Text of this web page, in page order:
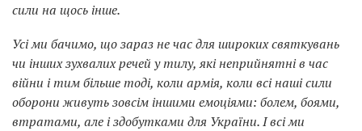
сили на щось інше.
Усі ми бачимо, що зараз не час для широких святкувань
чи інших зухвалих речей у тилу, які неприйнятні в час
війни і тим більше тоді, коли армія, коли всі наші сили
оборони живуть зовсім іншими емоціями: болем, боями,
втратами, але і здобутками для України. І всі ми